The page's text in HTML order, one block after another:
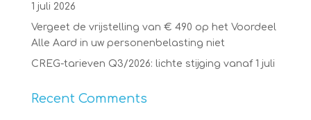
1 juli 2026
Vergeet de vrijstelling van € 490 op het Voordeel
Alle Aard in uw personenbelasting niet
CREG-tarieven Q3/2026: lichte stijging vanaf 1 juli
Recent Comments